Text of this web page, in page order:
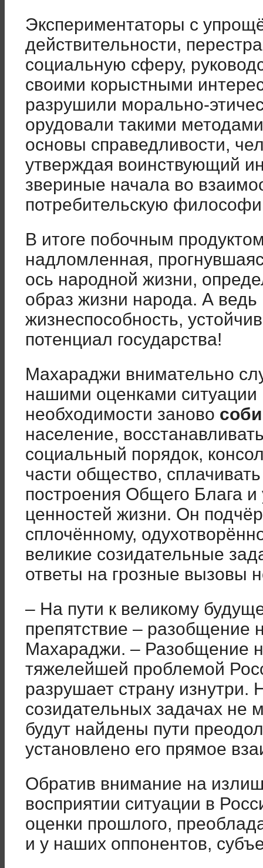
Экспериментаторы с
действительности,
социальную сферу,
своими корыстными
разрушили морально-
орудовали такими
основы справедливости,
утверждая воинствующий
звериные начала во
потребительскую
В итоге побочным
надломленная,
ось народной жизни,
образ жизни народа. А
жизнеспособность,
потенциал государства!
Махараджи внимательно
нашими оценками ситуации
необходимости заново
население,
социальный порядок,
части общество,
построения Общего Блага
ценностей жизни. Он
сплочённому,
великие созидательные
ответы на грозные вызовы
– На пути к великому
препятствие – разобщение
Махараджи. – Разобщение
тяжелейшей проблемой
разрушает страну изнутри.
созидательных задачах не
будут найдены пути
установлено его прямое
Обратив внимание на
восприятии ситуации в
оценки прошлого,
и у наших оппонентов,